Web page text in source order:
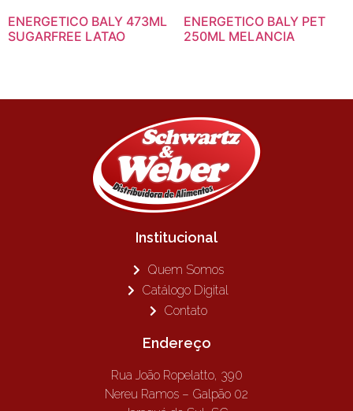
ENERGETICO BALY 473ML
SUGARFREE LATAO
ENERGETICO BALY PET
250ML MELANCIA
Institucional
Quem Somos
Catálogo Digital
Contato
Endereço
Rua João Ropelatto, 390
Nereu Ramos – Galpão 02